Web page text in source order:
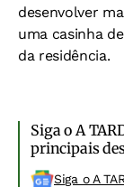
desenvolver
uma casinha
da residência.
Siga o A
principais
Siga o A